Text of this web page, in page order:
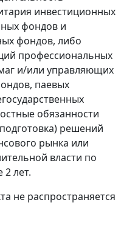
инвестиционных
фондов и
фондов, либо
профессиональных
и/или управляющих
паевых
обязанности
решений
рынка или
власти по
лет.
не распространяется